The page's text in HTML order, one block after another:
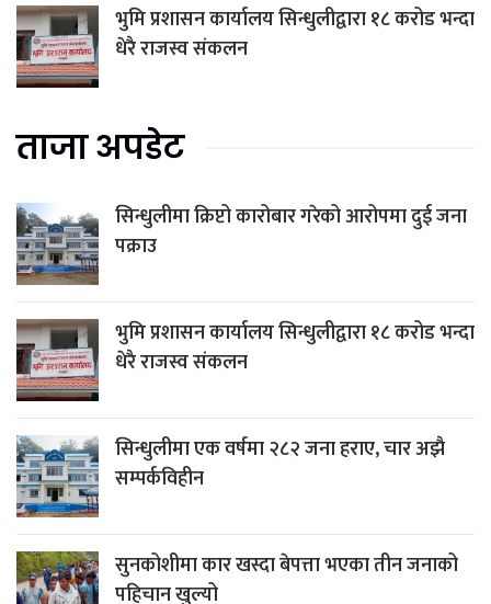
भुमि प्रशासन कार्यालय सिन्धुलीद्वारा १८ करोड भन्दा
धेरै राजस्व संकलन
ताजा अपडेट
सिन्धुलीमा क्रिप्टो कारोबार गरेको आरोपमा दुई जना
पक्राउ
भुमि प्रशासन कार्यालय सिन्धुलीद्वारा १८ करोड भन्दा
धेरै राजस्व संकलन
सिन्धुलीमा एक वर्षमा २८२ जना हराए, चार अझै
सम्पर्कविहीन
सुनकोशीमा कार खस्दा बेपत्ता भएका तीन जनाको
पहिचान खुल्यो